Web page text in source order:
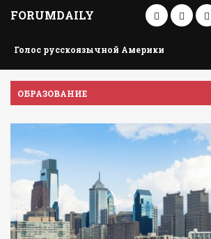
FORUMDAILY
Голос русскоязычной Америки
ОБРАЗОВАНИЕ